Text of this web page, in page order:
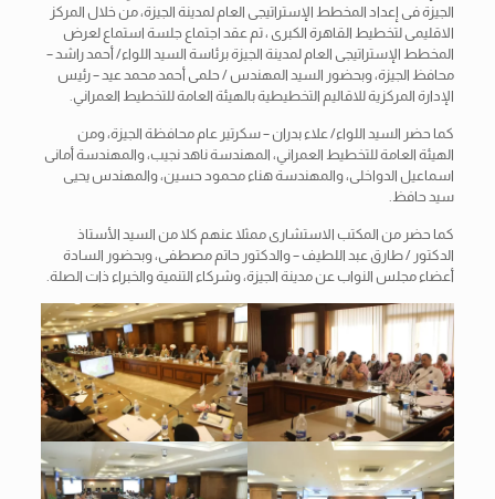
الجيزة فى إعداد المخطط الإستراتيجى العام لمدينة الجيزة، من خلال المركز
الاقليمى لتخطيط القاهرة الكبرى ، تم عقد اجتماع جلسة استماع لعرض
المخطط الإستراتيجى العام لمدينة الجيزة برئاسة السيد اللواء/ أحمد راشد –
محافظ الجيزة، وبحضور السيد المهندس / حلمى أحمد محمد عيد – رئيس
الإدارة المركزية للاقاليم التخطيطية بالهيئة العامة للتخطيط العمراني.
كما حضر السيد اللواء/ علاء بدران – سكرتير عام محافظة الجيزة، ومن
الهيئة العامة للتخطيط العمراني، المهندسة ناهد نجيب، والمهندسة أمانى
اسماعيل الدواخلى، والمهندسة هناء محمود حسين، والمهندس يحيى
سيد حافظ.
كما حضر من المكتب الاستشارى ممثلا عنهم كلا من السيد الأستاذ
الدكتور / طارق عبد اللطيف – والدكتور حاتم مصطفى، وبحضور السادة
أعضاء مجلس النواب عن مدينة الجيزة، وشركاء التنمية والخبراء ذات الصلة.